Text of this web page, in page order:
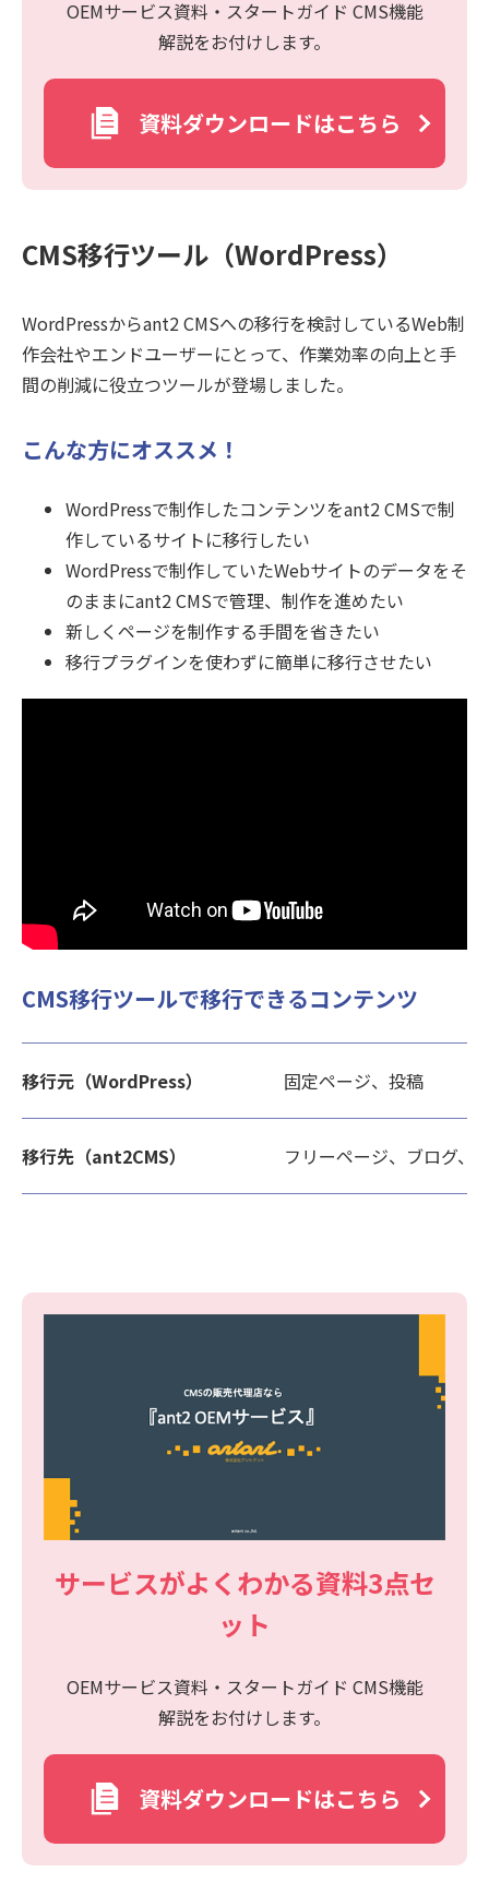
OEMサービス資料・スタートガイド CMS機能
解説をお付けします。
資料ダウンロードはこちら
CMS移行ツール（WordPress）
WordPressからant2 CMSへの移行を検討しているWeb制
作会社やエンドユーザーにとって、作業効率の向上と手
間の削減に役立つツールが登場しました。
こんな方にオススメ！
WordPressで制作したコンテンツをant2 CMSで制
作しているサイトに移行したい
WordPressで制作していたWebサイトのデータをそ
のままにant2 CMSで管理、制作を進めたい
新しくページを制作する手間を省きたい
移行プラグインを使わずに簡単に移行させたい
CMS移行ツールで移行できるコンテンツ
移行元（WordPress） 固定ページ、投稿
移行先（ant2CMS） フリーページ、ブログ、
サービスがよくわかる資料3点セ
ット
OEMサービス資料・スタートガイド CMS機能
解説をお付けします。
資料ダウンロードはこちら